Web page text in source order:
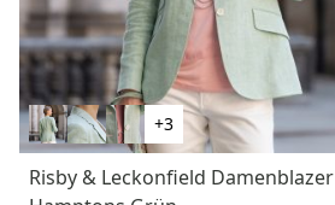
+3
Risby & Leckonfield Damenblazer